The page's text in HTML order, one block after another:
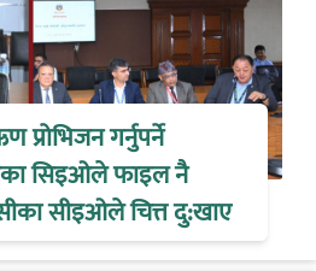
गर्नुपर्ने
सिइओले फाइल नै
सीइओले चित्त दु:खाए